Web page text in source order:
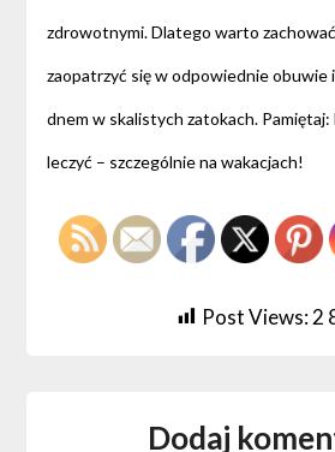
zdrowotnymi. Dlatego warto
zaopatrzyć się w odpowiednie obuwie
dnem w skalistych zatokach. Pamiętaj:
leczyć – szczególnie na wakacjach!
Post Views:2
Dodaj